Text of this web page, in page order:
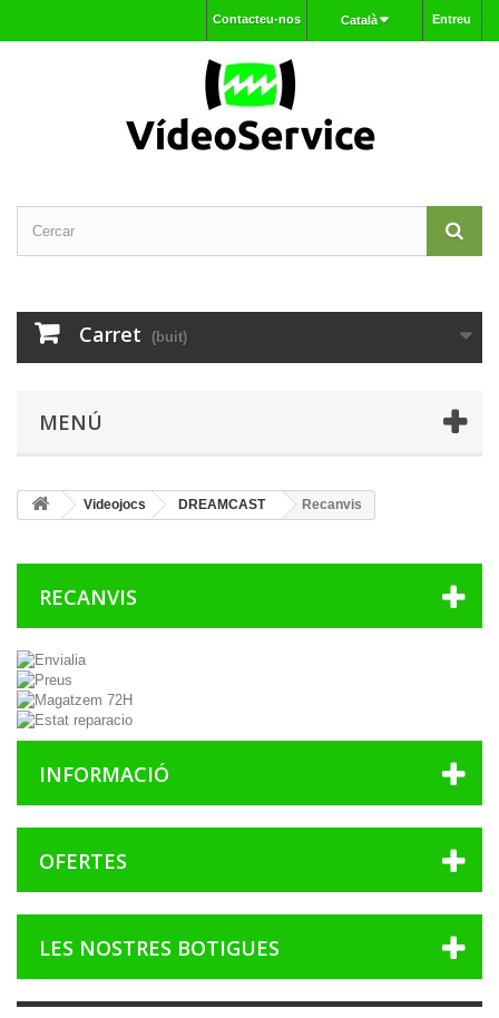
Entreu
Català
Contacteu-nos
Carret (buit)
MENÚ
Videojocs DREAMCAST Recanvis
RECANVIS
INFORMACIÓ
OFERTES
LES NOSTRES BOTIGUES